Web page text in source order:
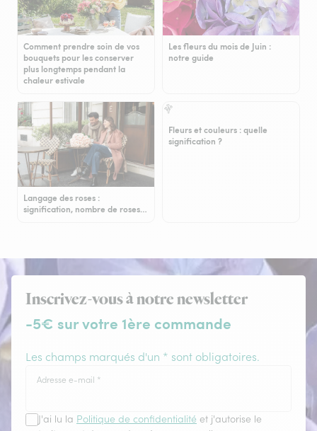
Comment prendre soin de vos
bouquets pour les conserver
plus longtemps pendant la
chaleur estivale
Les fleurs du mois de Juin :
notre guide
Langage des roses :
signification, nombre de roses…
Fleurs et couleurs : quelle
signification ?
Inscrivez-vous à notre newsletter
-5€ sur votre 1ère commande
Les champs marqués d'un * sont obligatoires.
Adresse e-mail *
J'ai lu la Politique de confidentialité et j'autorise le